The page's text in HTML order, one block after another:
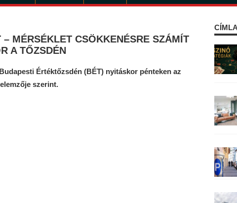
MÉRSÉKLET CSÖKKENÉSRE SZÁMÍT
A TŐZSDÉN
Értéktőzsdén (BÉT) nyitáskor pénteken az
szerint.